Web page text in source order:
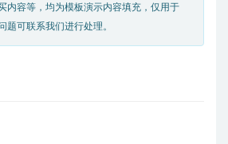
内容等，均为模板演示内容填充，仅用于
题可联系我们进行处理。